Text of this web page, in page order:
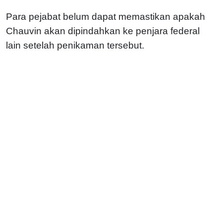
Para pejabat belum dapat memastikan apakah
Chauvin akan dipindahkan ke penjara federal
lain setelah penikaman tersebut.